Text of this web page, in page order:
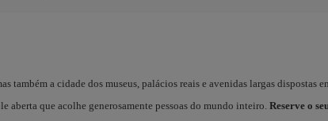
também a cidade dos museus, palácios reais e avenidas largas dispostas
aberta que acolhe generosamente pessoas do mundo inteiro. Reserve o